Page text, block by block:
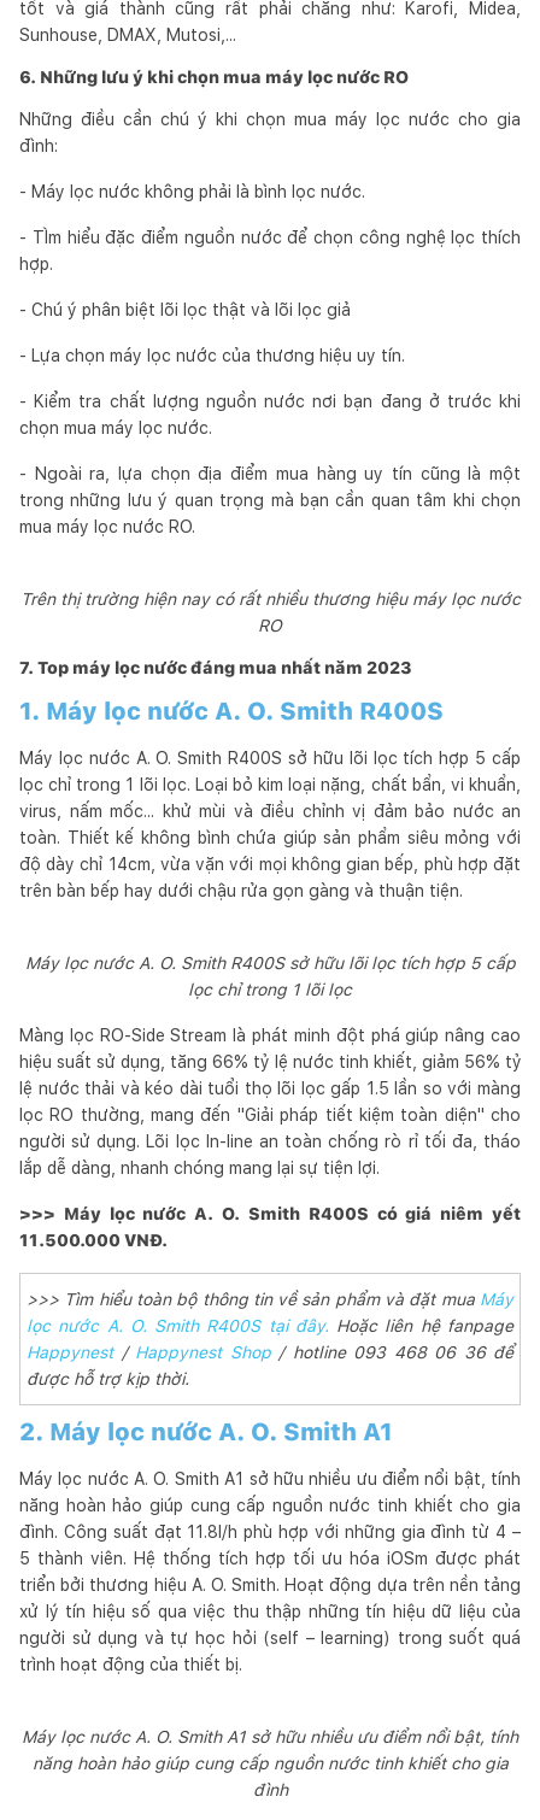
tốt và giá thành cũng rất phải chăng như: Karofi, Midea,
Sunhouse, DMAX, Mutosi,...
6. Những lưu ý khi chọn mua máy lọc nước RO
Những điều cần chú ý khi chọn mua máy lọc nước cho gia
đình:
- Máy lọc nước không phải là bình lọc nước.
- TÌm hiểu đặc điểm nguồn nước để chọn công nghệ lọc thích
hợp.
- Chú ý phân biệt lõi lọc thật và lõi lọc giả
- Lựa chọn máy lọc nước của thương hiệu uy tín.
- Kiểm tra chất lượng nguồn nước nơi bạn đang ở trước khi
chọn mua máy lọc nước.
- Ngoài ra, lựa chọn địa điểm mua hàng uy tín cũng là một
trong những lưu ý quan trọng mà bạn cần quan tâm khi chọn
mua máy lọc nước RO.
Trên thị trường hiện nay có rất nhiều thương hiệu máy lọc nước
RO
7. Top máy lọc nước đáng mua nhất năm 2023
1. Máy lọc nước A. O. Smith R400S
Máy lọc nước A. O. Smith R400S sở hữu lõi lọc tích hợp 5 cấp
lọc chỉ trong 1 lõi lọc. Loại bỏ kim loại nặng, chất bẩn, vi khuẩn,
virus, nấm mốc... khử mùi và điều chỉnh vị đảm bảo nước an
toàn. Thiết kế không bình chứa giúp sản phẩm siêu mỏng với
độ dày chỉ 14cm, vừa vặn với mọi không gian bếp, phù hợp đặt
trên bàn bếp hay dưới chậu rửa gọn gàng và thuận tiện.
Máy lọc nước A. O. Smith R400S sở hữu lõi lọc tích hợp 5 cấp
lọc chỉ trong 1 lõi lọc
Màng lọc RO-Side Stream là phát minh đột phá giúp nâng cao
hiệu suất sử dụng, tăng 66% tỷ lệ nước tinh khiết, giảm 56% tỷ
lệ nước thải và kéo dài tuổi thọ lõi lọc gấp 1.5 lần so với màng
lọc RO thường, mang đến "Giải pháp tiết kiệm toàn diện" cho
người sử dụng. Lõi lọc In-line an toàn chống rò rỉ tối đa, tháo
lắp dễ dàng, nhanh chóng mang lại sự tiện lợi.
>>> Máy lọc nước A. O. Smith R400S có giá niêm yết
11.500.000 VNĐ.
>>> Tìm hiểu toàn bộ thông tin về sản phẩm và đặt mua Máy
lọc nước A. O. Smith R400S tại đây. Hoặc liên hệ fanpage
Happynest/ Happynest Shop/ hotline 093 468 06 36 để
được hỗ trợ kịp thời.
2. Máy lọc nước A. O. Smith A1
Máy lọc nước A. O. Smith A1 sở hữu nhiều ưu điểm nổi bật, tính
năng hoàn hảo giúp cung cấp nguồn nước tinh khiết cho gia
đình. Công suất đạt 11.8l/h phù hợp với những gia đình từ 4 –
5 thành viên. Hệ thống tích hợp tối ưu hóa iOSm được phát
triển bởi thương hiệu A. O. Smith. Hoạt động dựa trên nền tảng
xử lý tín hiệu số qua việc thu thập những tín hiệu dữ liệu của
người sử dụng và tự học hỏi (self – learning) trong suốt quá
trình hoạt động của thiết bị.
Máy lọc nước A. O. Smith A1 sở hữu nhiều ưu điểm nổi bật, tính
năng hoàn hảo giúp cung cấp nguồn nước tinh khiết cho gia
đình